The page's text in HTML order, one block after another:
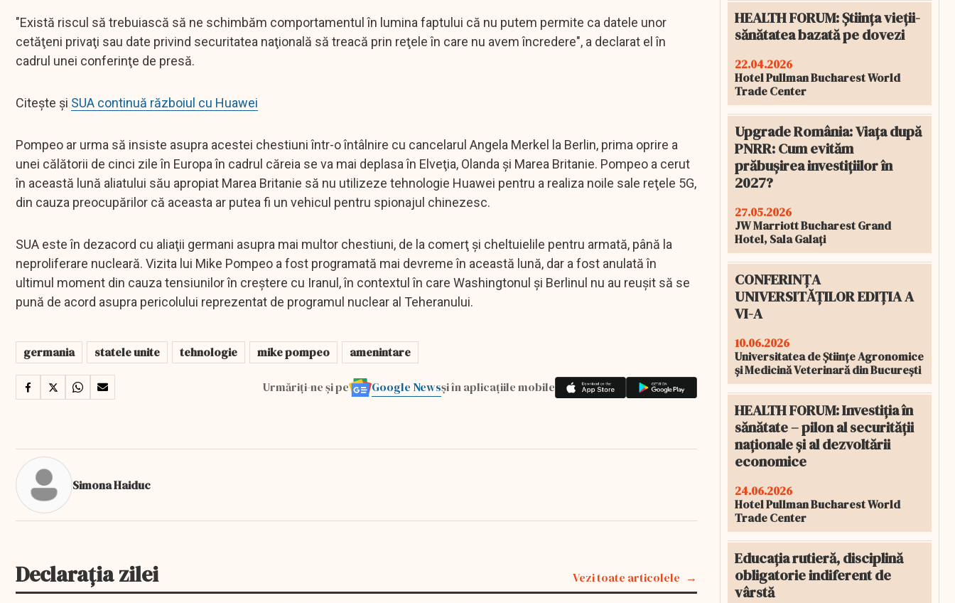
"Există riscul să trebuiască să ne schimbăm comportamentul în lumina faptului că nu putem permite ca datele unor
cetăţeni privaţi sau date privind securitatea naţională să treacă prin reţele în care nu avem încredere", a declarat el în
cadrul unei conferinţe de presă.
Citește și SUA continuă războiul cu Huawei
Pompeo ar urma să insiste asupra acestei chestiuni într-o întâlnire cu cancelarul Angela Merkel la Berlin, prima oprire a
unei călătorii de cinci zile în Europa în cadrul căreia se va mai deplasa în Elveţia, Olanda şi Marea Britanie. Pompeo a cerut
în această lună aliatului său apropiat Marea Britanie să nu utilizeze tehnologie Huawei pentru a realiza noile sale reţele 5G,
din cauza preocupărilor că aceasta ar putea fi un vehicul pentru spionajul chinezesc.
SUA este în dezacord cu aliaţii germani asupra mai multor chestiuni, de la comerţ şi cheltuielile pentru armată, până la
neproliferare nucleară. Vizita lui Mike Pompeo a fost programată mai devreme în această lună, dar a fost anulată în
ultimul moment din cauza tensiunilor în creştere cu Iranul, în contextul în care Washingtonul şi Berlinul nu au reuşit să se
pună de acord asupra pericolului reprezentat de programul nuclear al Teheranului.
germania statele unite tehnologie mike pompeo amenintare
Urmăriți-ne și pe Google Newsși în aplicațiile mobile
Simona Haiduc
Declarația zilei Vezi toate articolele
HEALTH FORUM: Știința vieții-
sănătatea bazată pe dovezi
22.04.2026
Hotel Pullman Bucharest World
Trade Center
Upgrade România: Viața după
PNRR: Cum evităm
prăbușirea investițiilor în
2027?
27.05.2026
JW Marriott Bucharest Grand
Hotel, Sala Galați
CONFERINȚA
UNIVERSITĂȚILOR EDIȚIA A
VI-A
10.06.2026
Universitatea de Științe Agronomice
și Medicină Veterinară din București
HEALTH FORUM: Investiția în
sănătate – pilon al securității
naționale și al dezvoltării
economice
24.06.2026
Hotel Pullman Bucharest World
Trade Center
Educația rutieră, disciplină
obligatorie indiferent de
vârstă